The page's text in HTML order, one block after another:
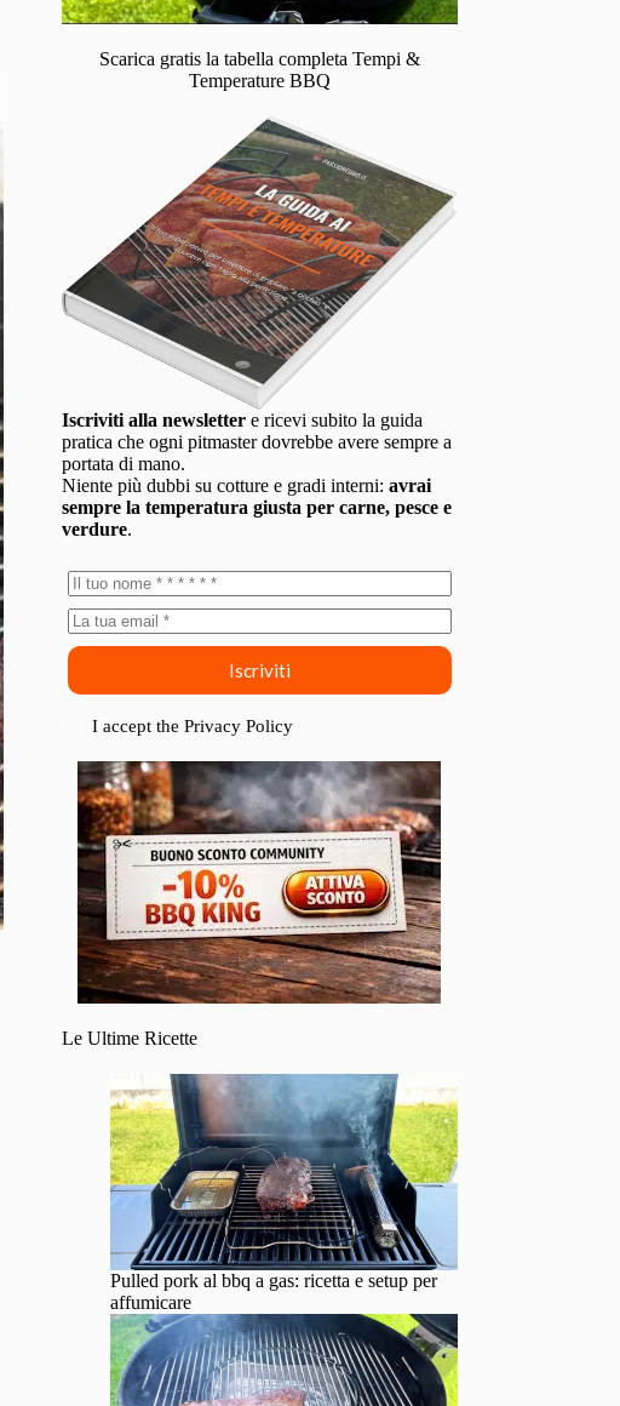
Scarica gratis la tabella completa Tempi &
Temperature BBQ
Iscriviti alla newsletter e ricevi subito la guida
pratica che ogni pitmaster dovrebbe avere sempre a
portata di mano.
Niente più dubbi su cotture e gradi interni:avrai
sempre la temperatura giusta per carne, pesce e
verdure.
Iscriviti
I accept thePrivacy Policy
Le Ultime Ricette
Pulled pork al bbq a gas: ricetta e setup per
affumicare